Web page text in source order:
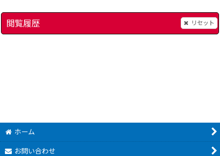
閲覧履歴 リセット
ホーム
お問い合わせ